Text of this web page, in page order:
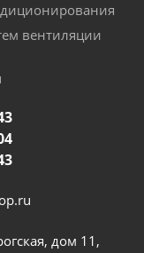
вентиляции
дом 11,